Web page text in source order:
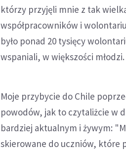
którzy przyjęli mnie z tak
współpracowników i
było ponad 20 tysięcy
wspaniali, w większości młodzi.
Moje przybycie do Chile
powodów, jak to czytaliżcie w
bardziej aktualnym i żywym:
skierowane do uczniów, które